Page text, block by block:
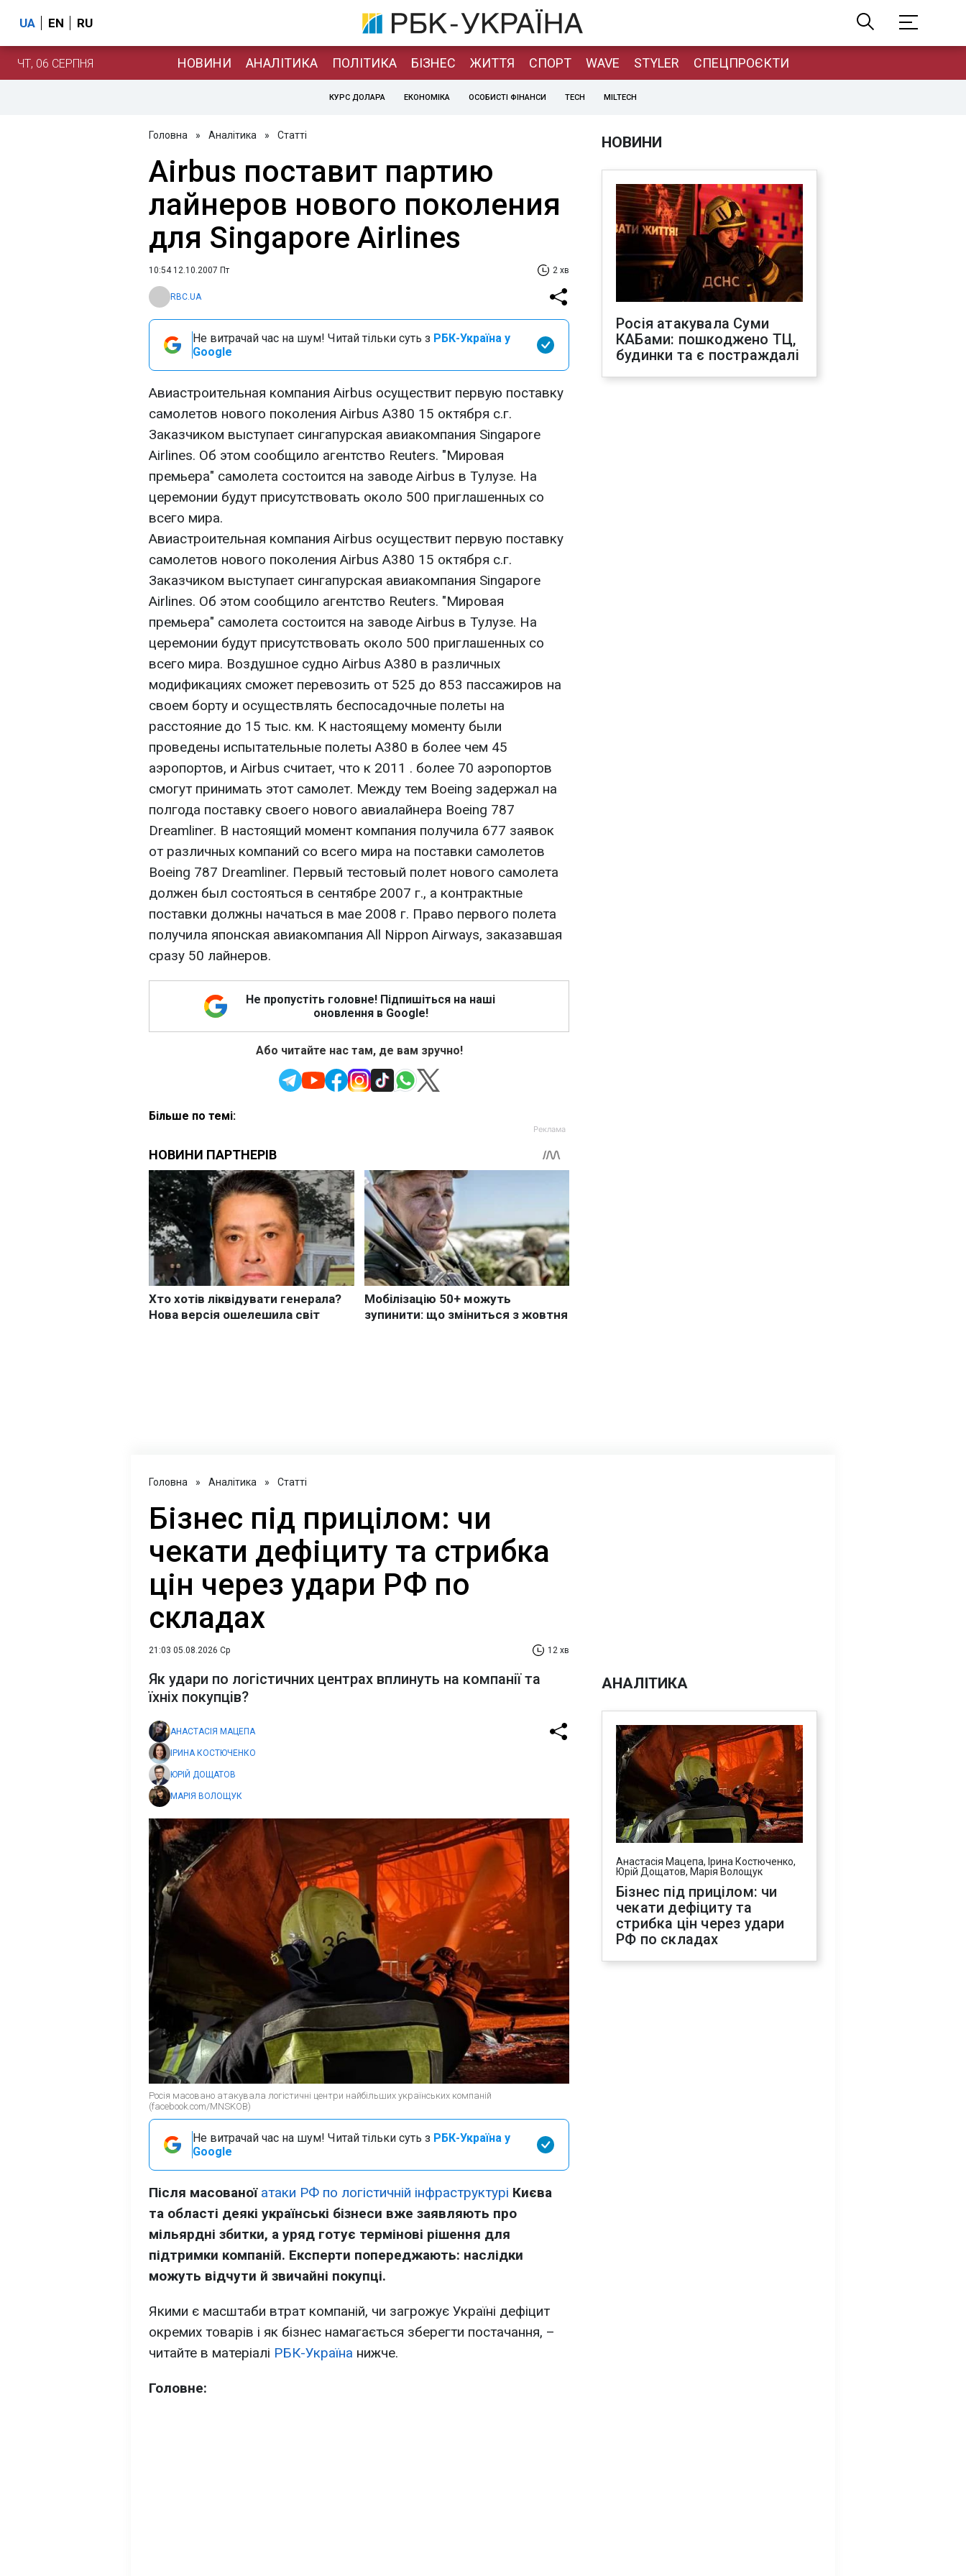
UA EN RU
ЧТ, 06 СЕРПНЯ НОВИНИ АНАЛІТИКА ПОЛІТИКА БІЗНЕС ЖИТТЯ СПОРТ WAVE STYLER СПЕЦПРОЄКТИ
КУРС ДОЛАРА ЕКОНОМІКА ОСОБИСТІ ФІНАНСИ TECH MILTECH
Головна » Аналітика » Статті
Airbus поставит партию
лайнеров нового поколения
для Singapore Airlines
10:54 12.10.2007 Пт 2 хв
RBC.UA
Не витрачай час на шум! Читай тільки суть з РБК-Україна у
Google
Авиастроительная компания Airbus осуществит первую поставку
самолетов нового поколения Airbus A380 15 октября с.г.
Заказчиком выступает сингапурская авиакомпания Singapore
Airlines. Об этом сообщило агентство Reuters. "Мировая
премьера" самолета состоится на заводе Airbus в Тулузе. На
церемонии будут присутствовать около 500 приглашенных со
всего мира.
Авиастроительная компания Airbus осуществит первую поставку
самолетов нового поколения Airbus A380 15 октября с.г.
Заказчиком выступает сингапурская авиакомпания Singapore
Airlines. Об этом сообщило агентство Reuters. "Мировая
премьера" самолета состоится на заводе Airbus в Тулузе. На
церемонии будут присутствовать около 500 приглашенных со
всего мира. Воздушное судно Airbus A380 в различных
модификациях сможет перевозить от 525 до 853 пассажиров на
своем борту и осуществлять беспосадочные полеты на
расстояние до 15 тыс. км. К настоящему моменту были
проведены испытательные полеты A380 в более чем 45
аэропортов, и Airbus считает, что к 2011 . более 70 аэропортов
смогут принимать этот самолет. Между тем Boeing задержал на
полгода поставку своего нового авиалайнера Boeing 787
Dreamliner. В настоящий момент компания получила 677 заявок
от различных компаний со всего мира на поставки самолетов
Boeing 787 Dreamliner. Первый тестовый полет нового самолета
должен был состояться в сентябре 2007 г., а контрактные
поставки должны начаться в мае 2008 г. Право первого полета
получила японская авиакомпания All Nippon Airways, заказавшая
сразу 50 лайнеров.
Не пропустіть головне! Підпишіться на наші
оновлення в Google!
Або читайте нас там, де вам зручно!
Більше по темі:
НОВИНИ
Росія атакувала Суми
КАБами: пошкоджено ТЦ,
будинки та є постраждалі
Головна » Аналітика » Статті
Бізнес під прицілом: чи
чекати дефіциту та стрибка
цін через удари РФ по
складах
21:03 05.08.2026 Ср 12 хв
Як удари по логістичних центрах вплинуть на компанії та
їхніх покупців?
АНАСТАСІЯ МАЦЕПА
ІРИНА КОСТЮЧЕНКО
ЮРІЙ ДОЩАТОВ
МАРІЯ ВОЛОЩУК
Росія масовано атакувала логістичні центри найбільших українських компаній
(facebook.com/MNSKOB)
Не витрачай час на шум! Читай тільки суть з РБК-Україна у
Google
Після масованої атаки РФ по логістичній інфраструктурі Києва
та області деякі українські бізнеси вже заявляють про
мільярдні збитки, а уряд готує термінові рішення для
підтримки компаній. Експерти попереджають: наслідки
можуть відчути й звичайні покупці.
Якими є масштаби втрат компаній, чи загрожує Україні дефіцит
окремих товарів і як бізнес намагається зберегти постачання, –
читайте в матеріалі РБК-Україна нижче.
Головне:
АНАЛІТИКА
Анастасія Мацепа, Ірина Костюченко,
Юрій Дощатов, Марія Волощук
Бізнес під прицілом: чи
чекати дефіциту та
стрибка цін через удари
РФ по складах